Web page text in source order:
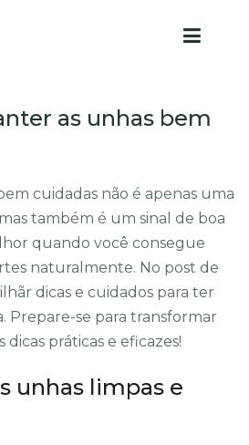
as unhas bem
cuidadas não é apenas uma
também é um sinal de boa
quando você consegue
naturalmente. No post de
dicas e cuidados para ter
Prepare-se para transformar
dicas práticas e eficazes!
unhas limpas e